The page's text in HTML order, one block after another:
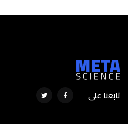
تابعنا على